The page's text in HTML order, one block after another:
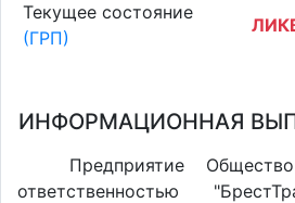
Текущее состояние
(ГРП)
ИНФОРМАЦИОННАЯ
Предприятие
ответственностью